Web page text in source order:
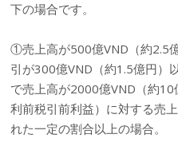
下の場合です。
①売上高が500億VND（約2.5
引が300億VND（約1.5億円
で売上高が2000億VND（約
利前税引前利益）に対する売
れた一定の割合以上の場合。